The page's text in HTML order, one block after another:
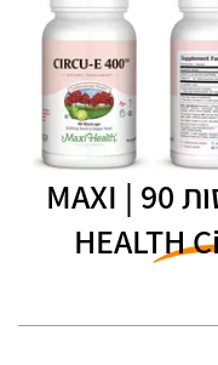
מקסי הלט E 400 כמוסות 90 | MAXI
HEALTH